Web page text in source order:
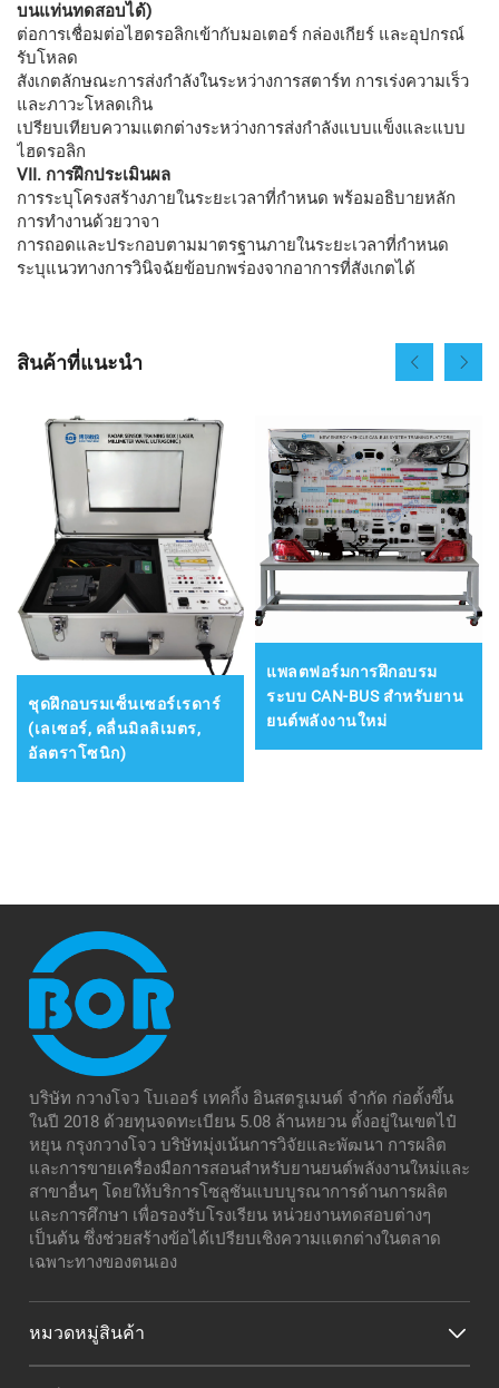
บนแท่นทดสอบได้)
ต่อการเชื่อมต่อไฮดรอลิกเข้ากับมอเตอร์ กล่องเกียร์ และอุปกรณ์
รับโหลด
สังเกตลักษณะการส่งกำลังในระหว่างการสตาร์ท การเร่งความเร็ว
และภาวะโหลดเกิน
เปรียบเทียบความแตกต่างระหว่างการส่งกำลังแบบแข็งและแบบ
ไฮดรอลิก
VII. การฝึกประเมินผล
การระบุโครงสร้างภายในระยะเวลาที่กำหนด พร้อมอธิบายหลัก
การทำงานด้วยวาจา
การถอดและประกอบตามมาตรฐานภายในระยะเวลาที่กำหนด
ระบุแนวทางการวินิจฉัยข้อบกพร่องจากอาการที่สังเกตได้
สินค้าที่แนะนำ
ชุดฝึกอบรมเซ็นเซอร์เรดาร์
(เลเซอร์, คลื่นมิลลิเมตร,
อัลตราโซนิก)
แพลตฟอร์มการฝึกอบรม
ระบบ CAN-BUS สำหรับยาน
ยนต์พลังงานใหม่
บริษัท กวางโจว โบเออร์ เทคกิ้ง อินสตรูเมนต์ จำกัด ก่อตั้งขึ้น
ในปี 2018 ด้วยทุนจดทะเบียน 5.08 ล้านหยวน ตั้งอยู่ในเขตไป๋
หยุน กรุงกวางโจว บริษัทมุ่งเน้นการวิจัยและพัฒนา การผลิต
และการขายเครื่องมือการสอนสำหรับยานยนต์พลังงานใหม่และ
สาขาอื่นๆ โดยให้บริการโซลูชันแบบบูรณาการด้านการผลิต
และการศึกษา เพื่อรองรับโรงเรียน หน่วยงานทดสอบต่างๆ
เป็นต้น ซึ่งช่วยสร้างข้อได้เปรียบเชิงความแตกต่างในตลาด
เฉพาะทางของตนเอง
หมวดหมู่สินค้า